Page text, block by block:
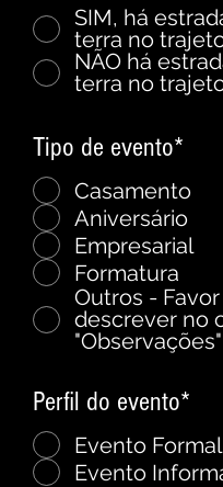
SIM, há
terra no
NÃO há
terra no
Tipo de evento*
Casamento
Aniversário
Empresarial
Formatura
Outros - Favor
descrever no
"Observações"
Perfil do evento*
Evento Formal
Evento